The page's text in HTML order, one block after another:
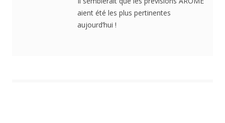
aient été les plus pertinentes
aujourd’hui !